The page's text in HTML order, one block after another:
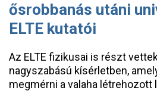
ősrobbanás utáni
ELTE kutatói
Az ELTE fizikusai is részt
nagyszabású kísérletben,
megmérni a valaha létrehozott